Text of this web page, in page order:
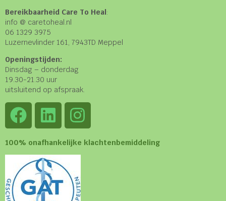
Bereikbaarheid Care To Heal:
info @ caretoheal.nl
06 1329 3975
Luzernevlinder 161, 7943TD Meppel
Openingstijden:
Dinsdag – donderdag
19.30-21.30 uur
uitsluitend op afspraak.
100% onafhankelijke klachtenbemiddeling